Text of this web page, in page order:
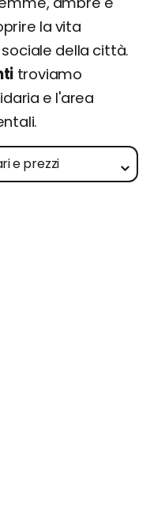
la vita
della città.
troviamo
e l'area
e prezzi